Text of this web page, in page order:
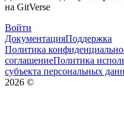
на GitVerse
Войти
ДокументацияПоддержка
Политика
соглашениеПолитика
субъекта персональных
2026 ©